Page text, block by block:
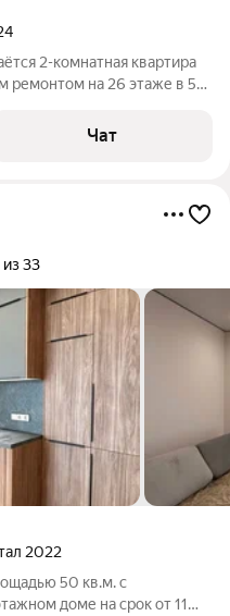
2-комнатная квартира
ремонтом на 26 этаже в 54-
Чат
из 33
2022
50 кв.м. с
доме на срок от 11